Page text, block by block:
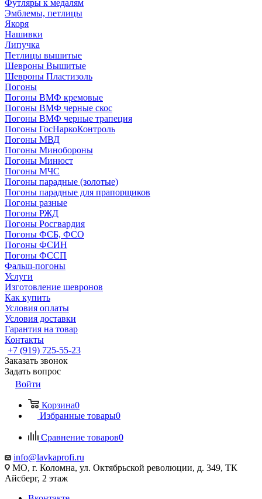
Футляры к медалям
Эмблемы, петлицы
Якоря
Нашивки
Липучка
Петлицы вышитые
Шевроны Вышитые
Шевроны Пластизоль
Погоны
Погоны ВМФ кремовые
Погоны ВМФ черные скос
Погоны ВМФ черные трапеция
Погоны ГосНаркоКонтроль
Погоны МВД
Погоны Минобороны
Погоны Минюст
Погоны МЧС
Погоны парадные (золотые)
Погоны парадные для прапорщиков
Погоны разные
Погоны РЖД
Погоны Росгвардия
Погоны ФСБ, ФСО
Погоны ФСИН
Погоны ФССП
Фальш-погоны
Услуги
Изготовление шевронов
Как купить
Условия оплаты
Условия доставки
Гарантия на товар
Контакты
+7 (919) 725-55-23
Заказать звонок
Задать вопрос
Войти
Корзина0
Избранные товары0
Сравнение товаров0
info@lavkaprofi.ru
МО, г. Коломна, ул. Октябрьской революции, д. 349, ТК
Айсберг, 2 этаж